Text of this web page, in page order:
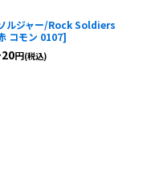
ルジャー/Rock Soldiers
コモン 0107]
円(税込)